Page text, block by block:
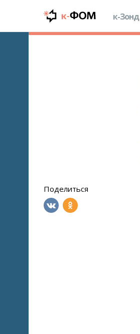
к-Зонд
Поделиться